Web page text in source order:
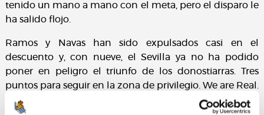
tenido un mano a mano con el meta, pero el disparo le
ha salido flojo.
Ramos y Navas han sido expulsados casi en el
descuento y, con nueve, el Sevilla ya no ha podido
poner en peligro el triunfo de los donostiarras. Tres
puntos para seguir en la zona de privilegio. We are Real.
Ficha técnica: